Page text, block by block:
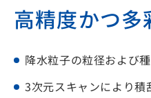
高精度かつ
降水粒子の粒径および
3次元スキャンにより